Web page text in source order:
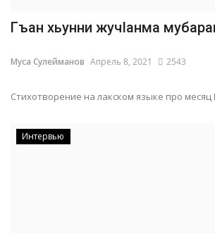
Гъан хьунни жучIанма
Муса Сулейманов Апрель 8, 2021 2543
Стихотворение на лакском языке про
Интервью